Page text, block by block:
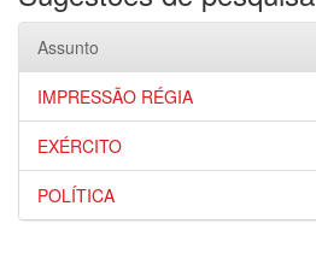
Assunto
IMPRESSÃO RÉGIA
EXÉRCITO
POLÍTICA